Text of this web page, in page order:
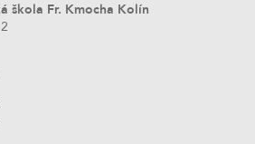
škola Fr. Kmocha Kolín